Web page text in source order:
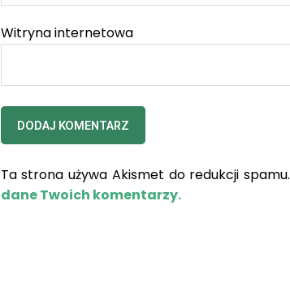
Witryna internetowa
Ta strona używa Akismet do redukcji spamu.
dane Twoich komentarzy.